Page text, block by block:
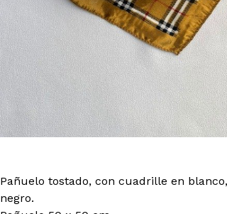
Pañuelo tostado, con cuadrille en
negro.